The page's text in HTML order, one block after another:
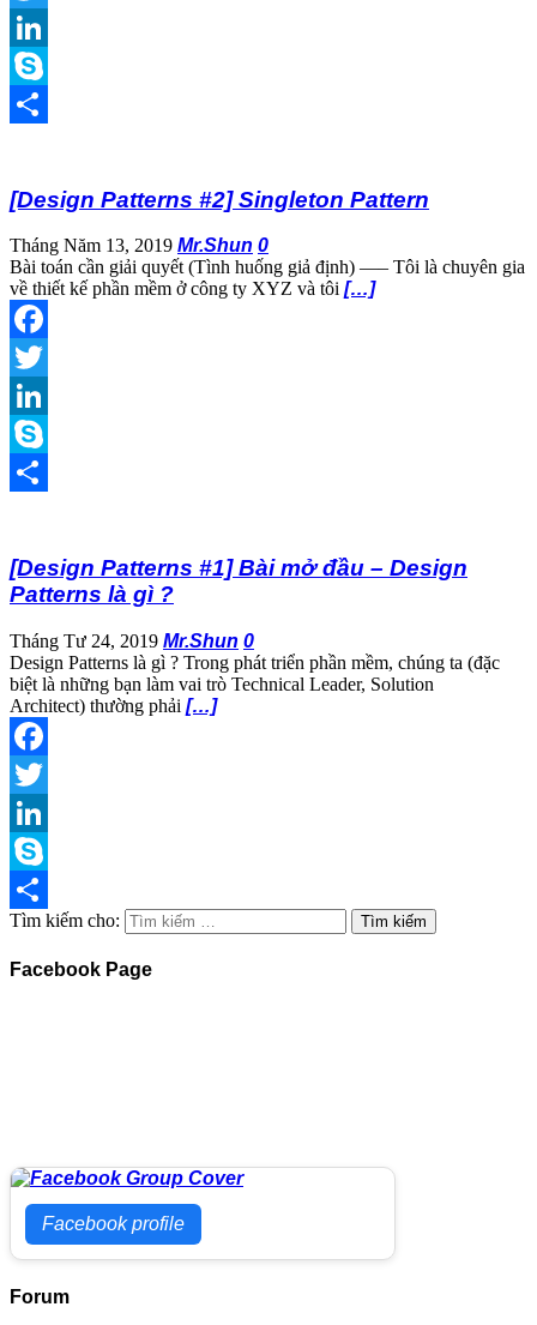
Twitter
LinkedIn
Skype
[Design Patterns #2] Singleton Pattern
Tháng Năm 13, 2019 Mr.Shun 0
Bài toán cần giải quyết (Tình huống giả định) —– Tôi là chuyên gia
về thiết kế phần mềm ở công ty XYZ và tôi […]
Facebook
Twitter
LinkedIn
Skype
[Design Patterns #1] Bài mở đầu – Design
Patterns là gì ?
Tháng Tư 24, 2019 Mr.Shun 0
Design Patterns là gì ? Trong phát triển phần mềm, chúng ta (đặc
biệt là những bạn làm vai trò Technical Leader, Solution
Architect) thường phải […]
Facebook
Twitter
LinkedIn
Skype
Share
Tìm kiếm cho:
Facebook Page
Facebook profile
Forum